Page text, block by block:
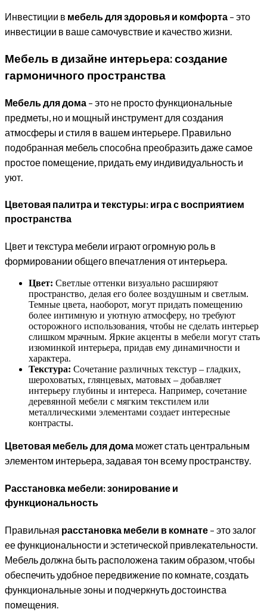
Инвестиции в мебель для здоровья и комфорта – это
инвестиции в ваше самочувствие и качество жизни.
Мебель в дизайне интерьера: создание
гармоничного пространства
Мебель для дома – это не просто функциональные
предметы, но и мощный инструмент для создания
атмосферы и стиля в вашем интерьере. Правильно
подобранная мебель способна преобразить даже самое
простое помещение, придать ему индивидуальность и
уют.
Цветовая палитра и текстуры: игра с восприятием
пространства
Цвет и текстура мебели играют огромную роль в
формировании общего впечатления от интерьера.
Цвет: Светлые оттенки визуально расширяют
пространство, делая его более воздушным и светлым.
Темные цвета, наоборот, могут придать помещению
более интимную и уютную атмосферу, но требуют
осторожного использования, чтобы не сделать интерьер
слишком мрачным. Яркие акценты в мебели могут стать
изюминкой интерьера, придав ему динамичности и
характера.
Текстура: Сочетание различных текстур – гладких,
шероховатых, глянцевых, матовых – добавляет
интерьеру глубины и интереса. Например, сочетание
деревянной мебели с мягким текстилем или
металлическими элементами создает интересные
контрасты.
Цветовая мебель для дома может стать центральным
элементом интерьера, задавая тон всему пространству.
Расстановка мебели: зонирование и
функциональность
Правильная расстановка мебели в комнате – это залог
ее функциональности и эстетической привлекательности.
Мебель должна быть расположена таким образом, чтобы
обеспечить удобное передвижение по комнате, создать
функциональные зоны и подчеркнуть достоинства
помещения.